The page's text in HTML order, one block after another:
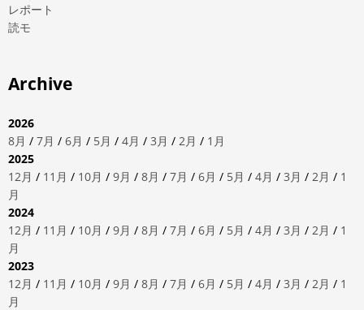
レポート
読モ
Archive
2026
8月 / 7月 / 6月 / 5月 / 4月 / 3月 / 2月 / 1月
2025
12月 / 11月 / 10月 / 9月 / 8月 / 7月 / 6月 / 5月 / 4月 / 3月 / 2月 / 1
月
2024
12月 / 11月 / 10月 / 9月 / 8月 / 7月 / 6月 / 5月 / 4月 / 3月 / 2月 / 1
月
2023
12月 / 11月 / 10月 / 9月 / 8月 / 7月 / 6月 / 5月 / 4月 / 3月 / 2月 / 1
月